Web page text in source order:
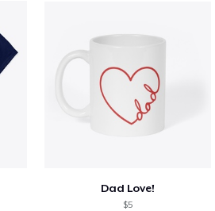
Dad Love!
$5